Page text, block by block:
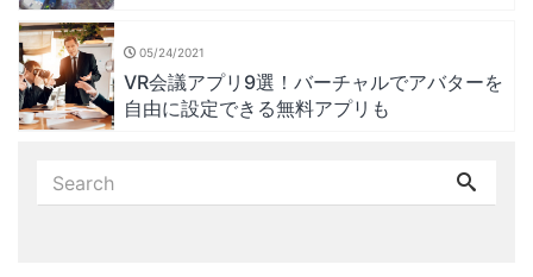
05/24/2021
VR会議アプリ9選！バーチャルでアバターを
自由に設定できる無料アプリも